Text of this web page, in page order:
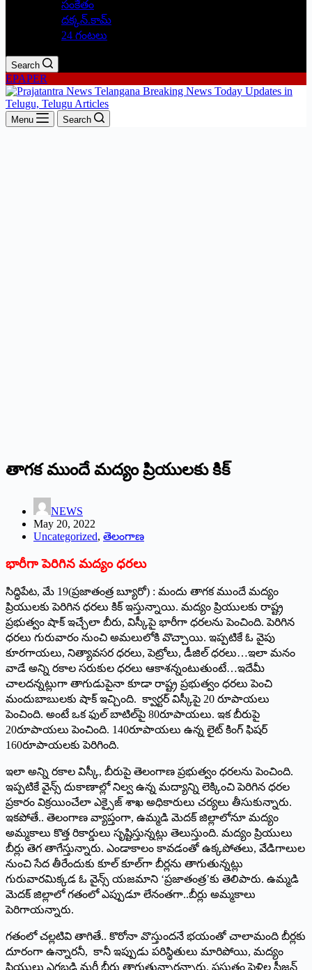
సంకేతం
దక్కన్.కామ్
24 గంటలు
Search
EPAPER
Menu Search
తాగక ముందే మద్యం ప్రియులకు కిక్‌
NEWS
May 20, 2022
Uncategorized, తెలంగాణ
‌భారీగా పెరిగిన మద్యం ధరలు
సిద్ధిపేట, మే 19(ప్రజాతంత్ర బ్యూరో) : మందు తాగక ముందే మద్యం
ప్రియులకు పెరిగిన ధరలు కిక్‌ ఇస్తున్నాయి. మద్యం ప్రియులకు రాష్ట్ర
ప్రభుత్వం షాక్‌ ఇచ్చేలా బీరు, విస్కీపై భారీగా ధరలను పెంచింది. పెరిగిన
ధరలు గురువారం నుంచి అమలులోకి వొచ్చాయి. ఇప్పటికే ఓ వైపు
కూరగాయలు, నిత్యావసర ధరలు, పెట్రోలు, డీజిల్‌ ‌ధరలు…ఇలా మనం
వాడే అన్ని రకాల సరుకుల ధరలు ఆకాశన్నంటుతుంటే…ఇదేమీ
చాలదన్నట్లుగా తాగుడుపైనా కూడా రాష్ట్ర ప్రభుత్వం ధరలు పెంచి
మందుబాబులకు షాక్‌ ఇచ్చింది. క్వార్టర్‌ ‌విస్కీపై 20 రూపాయలు
పెంచింది. అంటే ఒక ఫుల్‌ ‌బాటిల్‌పై 80రూపాయలు. ఇక బీరుపై
20రూపాయలు పెంచింది. 140రూపాయలు ఉన్న లైట్‌ ‌కింగ్‌ ‌ఫిషర్‌
160‌రూపాయలకు పెరిగింది.
ఇలా అన్ని రకాల విస్కీ, బీరుపై తెలంగాణ ప్రభుత్వం ధరలను పెంచింది.
ఇప్పటికే వైన్స్ ‌దుకాణాల్లో నిల్వ ఉన్న మద్యాన్ని లెక్కించి పెరిగిన ధరల
ప్రకారం విక్రయించేలా ఎక్సైజ్‌ ‌శాఖ అధికారులు చర్యలు తీసుకున్నారు.
ఇకపోతే.. తెలంగాణ వ్యాప్తంగా, ఉమ్మడి మెదక్‌ ‌జిల్లాలోనూ మద్యం
అమ్మకాలు కొత్త రికార్డులు సృష్టిస్తున్నట్లు తెలుస్తుంది. మద్యం ప్రియులు
బీర్లు తెగ తాగేస్తున్నారు. ఎండాకాలం కావడంతో ఉక్కపోతలు, వేడిగాలుల
నుంచి సేద తీరేందుకు కూల్‌ ‌కూల్‌గా బీర్లను తాగుతున్నట్లు
గురువారమిక్కడ ఓ వైన్స్ ‌యజమాని ‘ప్రజాతంత్ర’కు తెలిపారు. ఉమ్మడి
మెదక్‌ ‌జిల్లాలో గతంలో ఎప్పుడూ లేనంతగా..బీర్లు అమ్మకాలు
పెరిగాయన్నారు.
గతంలో చల్లటివి తాగితే.. కొరోనా వొస్తుందనే భయంతో చాలామంది బీర్లకు
దూరంగా ఉన్నారనీ, కానీ ఇప్పుడు పరిస్థితులు మారిపోయి, మద్యం
ప్రియులు ఎగబడి మరీ బీర్లు తాగుతున్నారన్నారు. ప్రస్తుతం పెళ్లిల్ల సీజన్‌